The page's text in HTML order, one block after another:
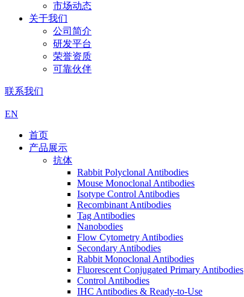
市场动态
关于我们
公司简介
研发平台
荣誉资质
可靠伙伴
联系我们
EN
首页
产品展示
抗体
Rabbit Polyclonal Antibodies
Mouse Monoclonal Antibodies
Isotype Control Antibodies
Recombinant Antibodies
Tag Antibodies
Nanobodies
Flow Cytometry Antibodies
Secondary Antibodies
Rabbit Monoclonal Antibodies
Fluorescent Conjugated Primary Antibodies
Control Antibodies
IHC Antibodies & Ready-to-Use